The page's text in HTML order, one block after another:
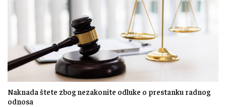
Naknada štete zbog nezakonite odluke o prestanku radnog
odnosa